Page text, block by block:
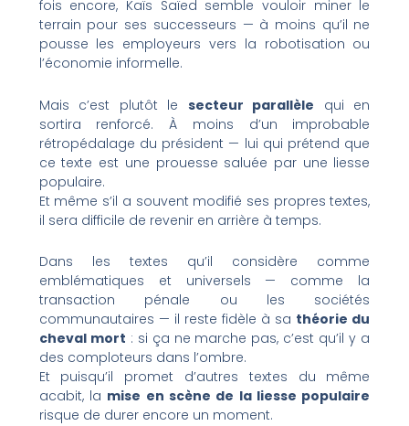
fois encore, Kaïs Saïed semble vouloir miner le
terrain pour ses successeurs — à moins qu’il ne
pousse les employeurs vers la robotisation ou
l’économie informelle.
Mais c’est plutôt le secteur parallèle qui en
sortira renforcé. À moins d’un improbable
rétropédalage du président — lui qui prétend que
ce texte est une prouesse saluée par une liesse
populaire.
Et même s’il a souvent modifié ses propres textes,
il sera difficile de revenir en arrière à temps.
Dans les textes qu’il considère comme
emblématiques et universels — comme la
transaction pénale ou les sociétés
communautaires — il reste fidèle à sa théorie du
cheval mort : si ça ne marche pas, c’est qu’il y a
des comploteurs dans l’ombre.
Et puisqu’il promet d’autres textes du même
acabit, la mise en scène de la liesse populaire
risque de durer encore un moment.